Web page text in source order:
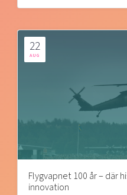
22
AUG
Flygvapnet 100 år – där
innovation